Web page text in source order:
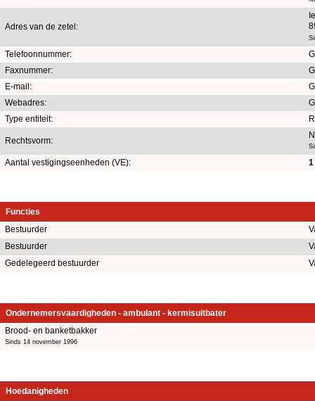
Adres van de zetel:
Telefoonnummer:
Faxnummer:
E-mail:
Webadres:
Type entiteit:
Rechtsvorm:
Aantal vestigingseenheden (VE): 1
Functies
Bestuurder
Bestuurder
Gedelegeerd bestuurder
Ondernemersvaardigheden - ambulant - kermisuitbater
Brood- en banketbakker
Sinds 14 november 1996
Hoedanigheden